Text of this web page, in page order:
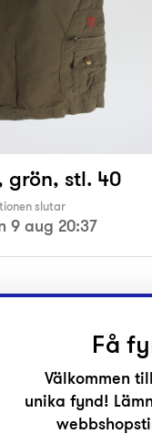
grön, stl. 40
slutar
9 aug 20:37
Få
Välkommen
unika fynd!